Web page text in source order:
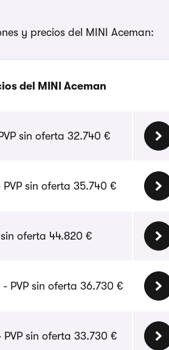
y precios del MINI Aceman:
del MINI Aceman
sin oferta 32.740 €
sin oferta 35.740 €
oferta 44.820 €
PVP sin oferta 36.730 €
sin oferta 33.730 €